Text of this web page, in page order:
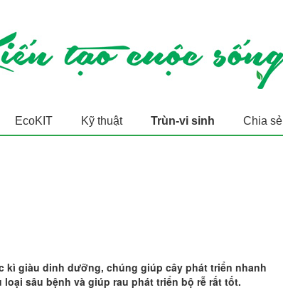
EcoKIT Kỹ thuật Trùn-vi sinh Chia sẻ
kì giàu dinh dưỡng, chúng giúp cây phát triển nhanh
sâu bệnh và giúp rau phát triển bộ rễ rất tốt.